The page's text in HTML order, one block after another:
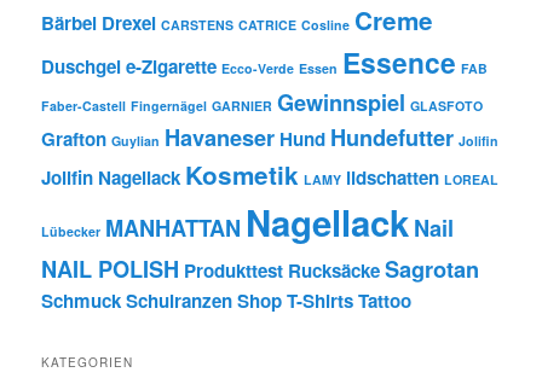
Bärbel Drexel CARSTENS CATRICE Cosline Creme
Duschgele-Zigarette Ecco-Verde Essen Essence FAB
Faber-Castell Fingernägel GARNIER Gewinnspiel GLASFOTO
Grafton Guylian Havaneser Hund Hundefutter Jolifin
Jolifin Nagellack Kosmetik LAMY lidschatten LOREAL
Lübecker MANHATTAN NagellackNail
NAIL POLISH Produkttest RucksäckeSagrotan
SchmuckSchulranzenShopT-ShirtsTattoo
KATEGORIEN